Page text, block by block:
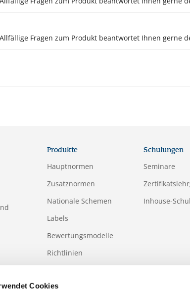
Cookies
Fragen zum Produkt beantwortet Ihnen gerne
Produkte
Hauptnormen
Zusatznormen
Nationale Schemen
Labels
Bewertungsmodelle
Richtlinien
Schulungen
Seminare
Inhouse-